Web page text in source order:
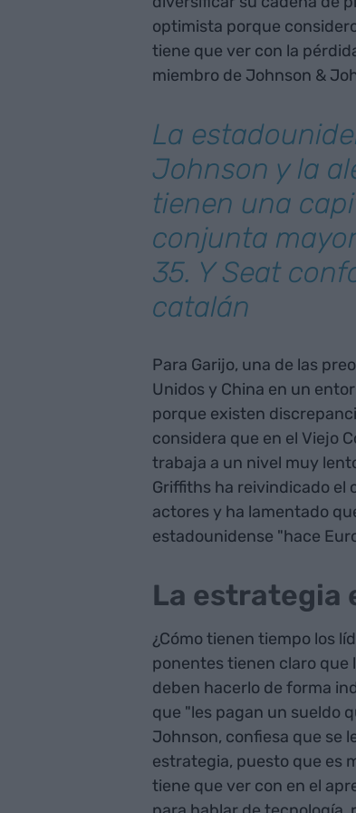
optimista porque
tiene que ver con la
miembro de Johnson &
La
Johnson y la
tienen una
conjunta
35. Y Seat
catalán
Para Garijo, una de las
Unidos y China en un
porque existen
considera que en el Viejo
trabaja a un nivel muy
Griffiths ha reivindicado el
actores y ha lamentado
estadounidense "hace
La estrategia
¿Cómo tienen tiempo los
ponentes tienen claro que
deben hacerlo de forma
que "les pagan un sueldo
Johnson, confiesa que se
estrategia, puesto que es
tiene que ver con en el